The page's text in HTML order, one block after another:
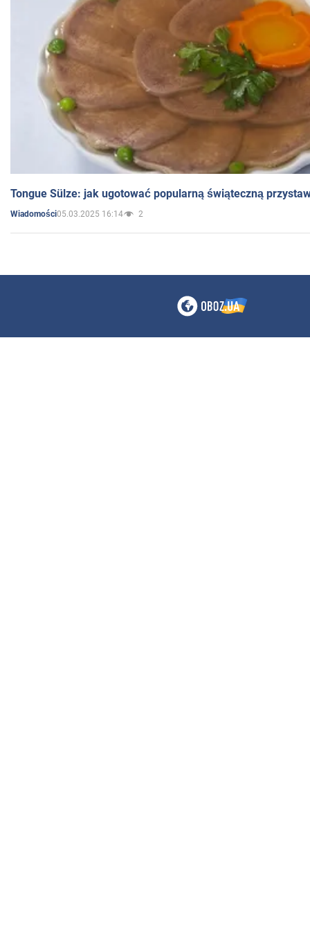
Tongue Sülze: jak ugotować popularną świąteczną
Wiadomości05.03.2025 16:14 2